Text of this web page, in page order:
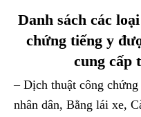
Danh sách các
chứng tiếng y
cung cấp
– Dịch thuật công
nhân dân, Bằng lái xe,